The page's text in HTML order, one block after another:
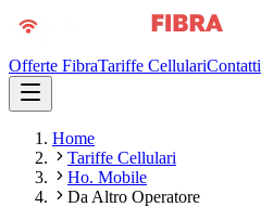
Offerte FibraTariffe CellulariContatti
Home
Tariffe Cellulari
Ho. Mobile
Da Altro Operatore